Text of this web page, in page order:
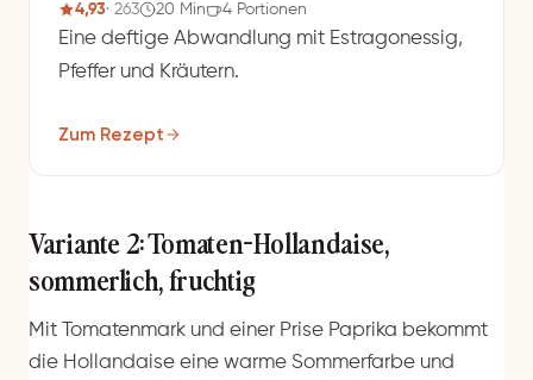
4,93· 263 20 Min 4 Portionen
Eine deftige Abwandlung mit Estragonessig,
Pfeffer und Kräutern.
Zum Rezept
Variante 2: Tomaten-Hollandaise,
sommerlich, fruchtig
Mit Tomatenmark und einer Prise Paprika bekommt
die Hollandaise eine warme Sommerfarbe und